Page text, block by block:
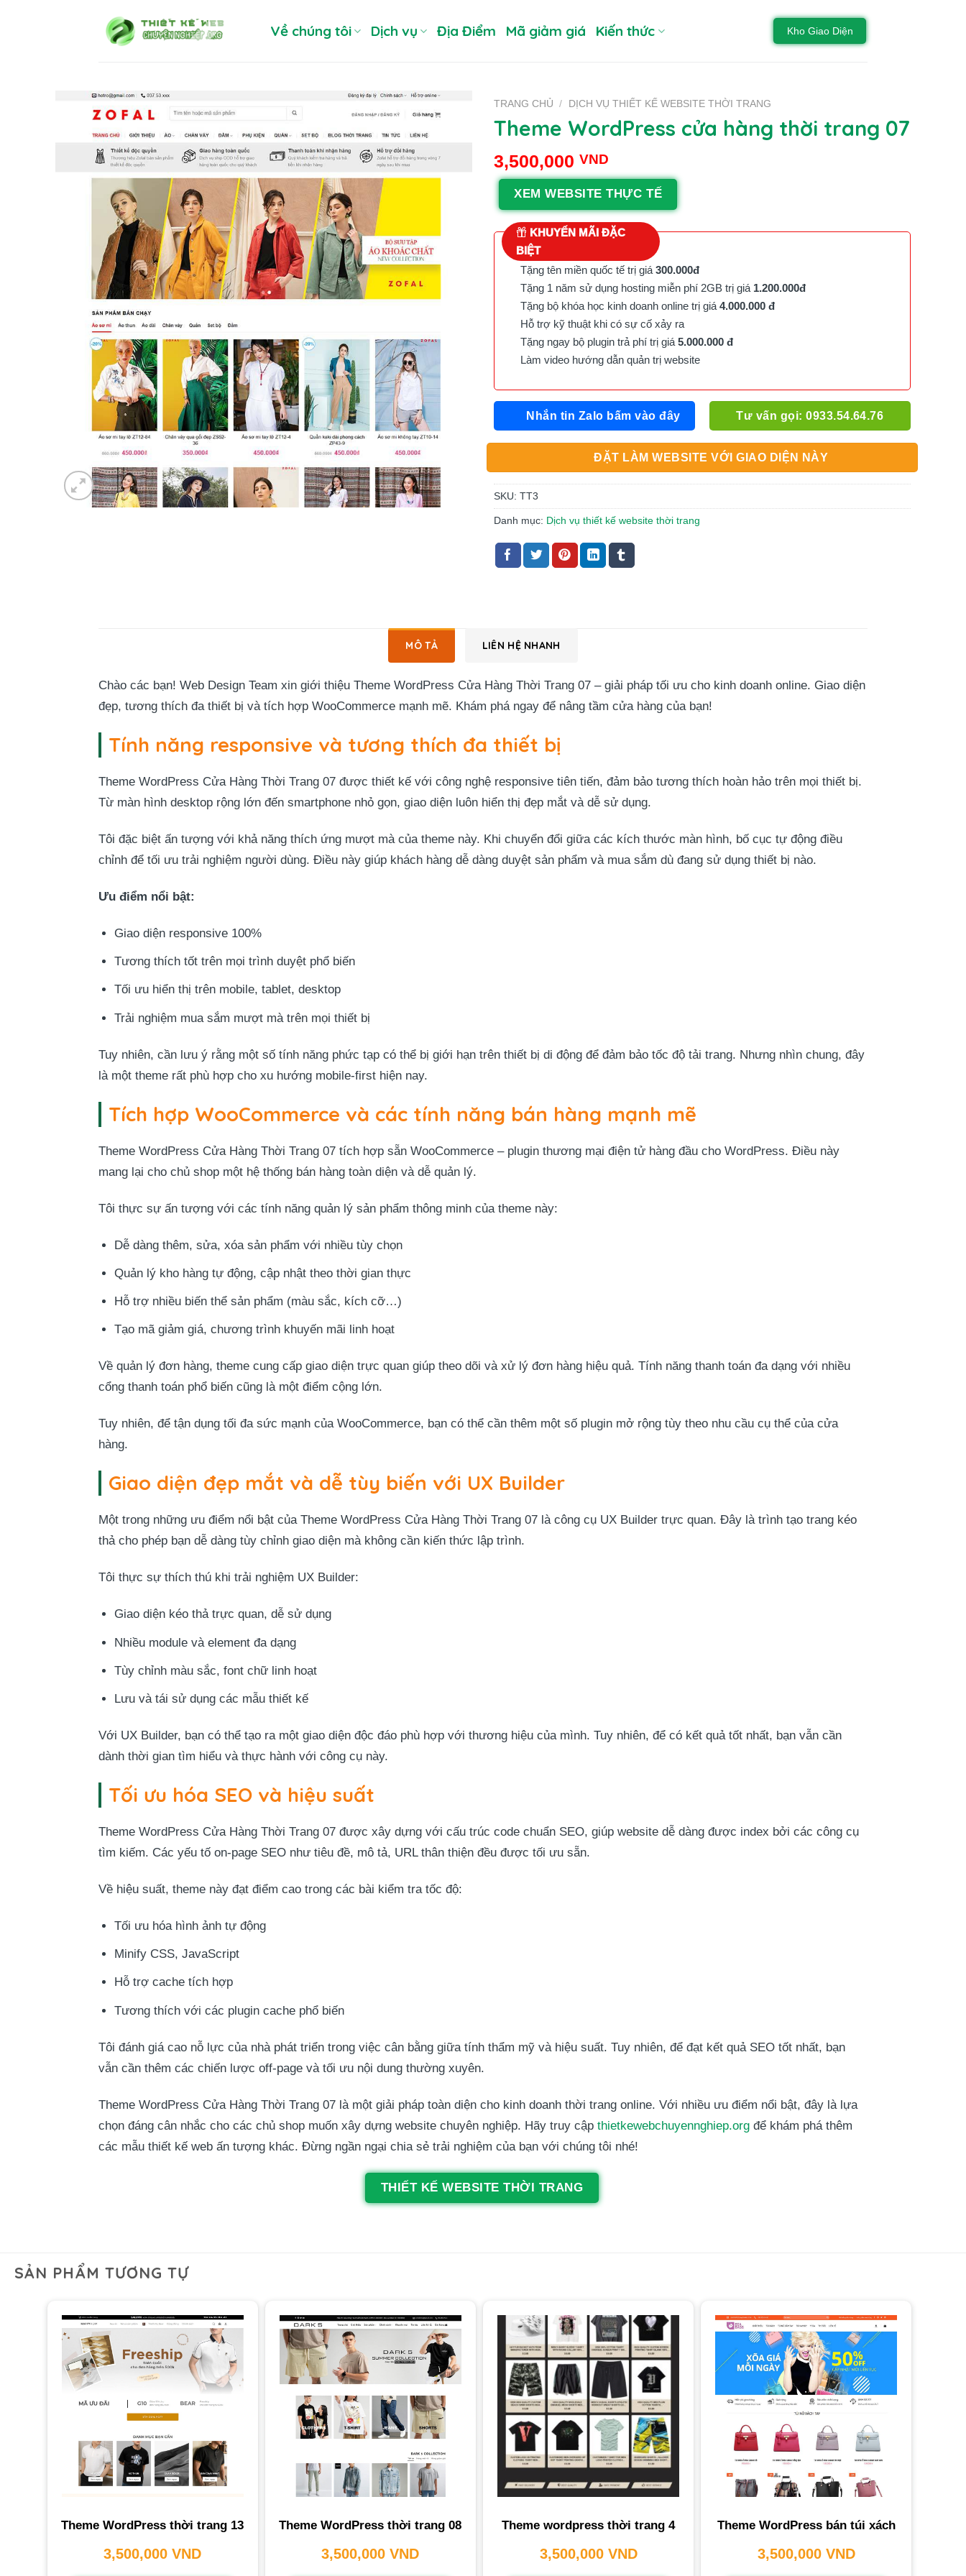
Về chúng tôi Dịch vụ Địa Điểm Mã giảm giá Kiến thức Kho Giao Diện
TRANG CHỦ / DỊCH VỤ THIẾT KẾ WEBSITE THỜI TRANG
Theme WordPress cửa hàng thời trang 07
3,500,000 VND
XEM WEBSITE THỰC TẾ
KHUYẾN MÃI ĐẶC
BIỆT
Tặng tên miền quốc tế trị giá 300.000đ
Tặng 1 năm sử dụng hosting miễn phí 2GB trị giá 1.200.000đ
Tặng bộ khóa học kinh doanh online trị giá 4.000.000 đ
Hỗ trợ kỹ thuật khi có sự cố xảy ra
Tặng ngay bộ plugin trả phí trị giá 5.000.000 đ
Làm video hướng dẫn quản trị website
Nhắn tin Zalo bấm vào đây Tư vấn gọi: 0933.54.64.76
ĐẶT LÀM WEBSITE VỚI GIAO DIỆN NÀY
SKU: TT3
Danh mục: Dịch vụ thiết kế website thời trang
MÔ TẢ LIÊN HỆ NHANH
Chào các bạn! Web Design Team xin giới thiệu Theme WordPress Cửa Hàng Thời Trang 07 – giải pháp tối ưu cho kinh doanh online. Giao diện
đẹp, tương thích đa thiết bị và tích hợp WooCommerce mạnh mẽ. Khám phá ngay để nâng tầm cửa hàng của bạn!
Tính năng responsive và tương thích đa thiết bị
Theme WordPress Cửa Hàng Thời Trang 07 được thiết kế với công nghệ responsive tiên tiến, đảm bảo tương thích hoàn hảo trên mọi thiết bị.
Từ màn hình desktop rộng lớn đến smartphone nhỏ gọn, giao diện luôn hiển thị đẹp mắt và dễ sử dụng.
Tôi đặc biệt ấn tượng với khả năng thích ứng mượt mà của theme này. Khi chuyển đổi giữa các kích thước màn hình, bố cục tự động điều
chỉnh để tối ưu trải nghiệm người dùng. Điều này giúp khách hàng dễ dàng duyệt sản phẩm và mua sắm dù đang sử dụng thiết bị nào.
Ưu điểm nổi bật:
Giao diện responsive 100%
Tương thích tốt trên mọi trình duyệt phổ biến
Tối ưu hiển thị trên mobile, tablet, desktop
Trải nghiệm mua sắm mượt mà trên mọi thiết bị
Tuy nhiên, cần lưu ý rằng một số tính năng phức tạp có thể bị giới hạn trên thiết bị di động để đảm bảo tốc độ tải trang. Nhưng nhìn chung, đây
là một theme rất phù hợp cho xu hướng mobile-first hiện nay.
Tích hợp WooCommerce và các tính năng bán hàng mạnh mẽ
Theme WordPress Cửa Hàng Thời Trang 07 tích hợp sẵn WooCommerce – plugin thương mại điện tử hàng đầu cho WordPress. Điều này
mang lại cho chủ shop một hệ thống bán hàng toàn diện và dễ quản lý.
Tôi thực sự ấn tượng với các tính năng quản lý sản phẩm thông minh của theme này:
Dễ dàng thêm, sửa, xóa sản phẩm với nhiều tùy chọn
Quản lý kho hàng tự động, cập nhật theo thời gian thực
Hỗ trợ nhiều biến thể sản phẩm (màu sắc, kích cỡ…)
Tạo mã giảm giá, chương trình khuyến mãi linh hoạt
Về quản lý đơn hàng, theme cung cấp giao diện trực quan giúp theo dõi và xử lý đơn hàng hiệu quả. Tính năng thanh toán đa dạng với nhiều
cổng thanh toán phổ biến cũng là một điểm cộng lớn.
Tuy nhiên, để tận dụng tối đa sức mạnh của WooCommerce, bạn có thể cần thêm một số plugin mở rộng tùy theo nhu cầu cụ thể của cửa
hàng.
Giao diện đẹp mắt và dễ tùy biến với UX Builder
Một trong những ưu điểm nổi bật của Theme WordPress Cửa Hàng Thời Trang 07 là công cụ UX Builder trực quan. Đây là trình tạo trang kéo
thả cho phép bạn dễ dàng tùy chỉnh giao diện mà không cần kiến thức lập trình.
Tôi thực sự thích thú khi trải nghiệm UX Builder:
Giao diện kéo thả trực quan, dễ sử dụng
Nhiều module và element đa dạng
Tùy chỉnh màu sắc, font chữ linh hoạt
Lưu và tái sử dụng các mẫu thiết kế
Với UX Builder, bạn có thể tạo ra một giao diện độc đáo phù hợp với thương hiệu của mình. Tuy nhiên, để có kết quả tốt nhất, bạn vẫn cần
dành thời gian tìm hiểu và thực hành với công cụ này.
Tối ưu hóa SEO và hiệu suất
Theme WordPress Cửa Hàng Thời Trang 07 được xây dựng với cấu trúc code chuẩn SEO, giúp website dễ dàng được index bởi các công cụ
tìm kiếm. Các yếu tố on-page SEO như tiêu đề, mô tả, URL thân thiện đều được tối ưu sẵn.
Về hiệu suất, theme này đạt điểm cao trong các bài kiểm tra tốc độ:
Tối ưu hóa hình ảnh tự động
Minify CSS, JavaScript
Hỗ trợ cache tích hợp
Tương thích với các plugin cache phổ biến
Tôi đánh giá cao nỗ lực của nhà phát triển trong việc cân bằng giữa tính thẩm mỹ và hiệu suất. Tuy nhiên, để đạt kết quả SEO tốt nhất, bạn
vẫn cần thêm các chiến lược off-page và tối ưu nội dung thường xuyên.
Theme WordPress Cửa Hàng Thời Trang 07 là một giải pháp toàn diện cho kinh doanh thời trang online. Với nhiều ưu điểm nổi bật, đây là lựa
chọn đáng cân nhắc cho các chủ shop muốn xây dựng website chuyên nghiệp. Hãy truy cập thietkewebchuyennghiep.org để khám phá thêm
các mẫu thiết kế web ấn tượng khác. Đừng ngần ngại chia sẻ trải nghiệm của bạn với chúng tôi nhé!
THIẾT KẾ WEBSITE THỜI TRANG
SẢN PHẨM TƯƠNG TỰ
Theme WordPress thời trang 13
3,500,000VND
Theme WordPress thời trang 08
3,500,000VND
Theme wordpress thời trang 4
3,500,000 VND
Theme WordPress bán túi xách
3,500,000 VND